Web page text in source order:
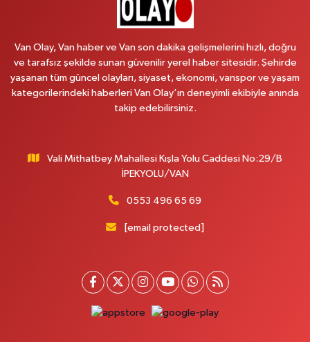
MAHMUDİYE MAH.ATATÜRK CAD.NO:17B
0 (531) 621 69 65 Yol Tarifi Al
Onay Eczanesi
Yenı Derman Eczanesi
Akdamar Hastanesi Acil yanı. İpekyolu. Hatuniye mahallesi terzioğlu, Eski
Yol Tarifi Al
Kışla Mah.Çınarlı Cad.1038 Sk.No:93 3-4
0 (432) 354 37 36 Yol Tarifi Al
Van Olay, Van haber ve Van son dakika gelişmelerini hızlı, doğru
ve tarafsız şekilde sunan güvenilir yerel haber sitesidir. Şehirde
yaşanan tüm güncel olayları, siyaset, ekonomi, vanspor ve yaşam
kategorilerindeki haberleri Van Olay’ın deneyimli ekibiyle anında
takip edebilirsiniz.
Vali Mithatbey Mahallesi Kışla Yolu Caddesi No:29/B
İPEKYOLU/VAN
0553 496 65 69
[email protected]